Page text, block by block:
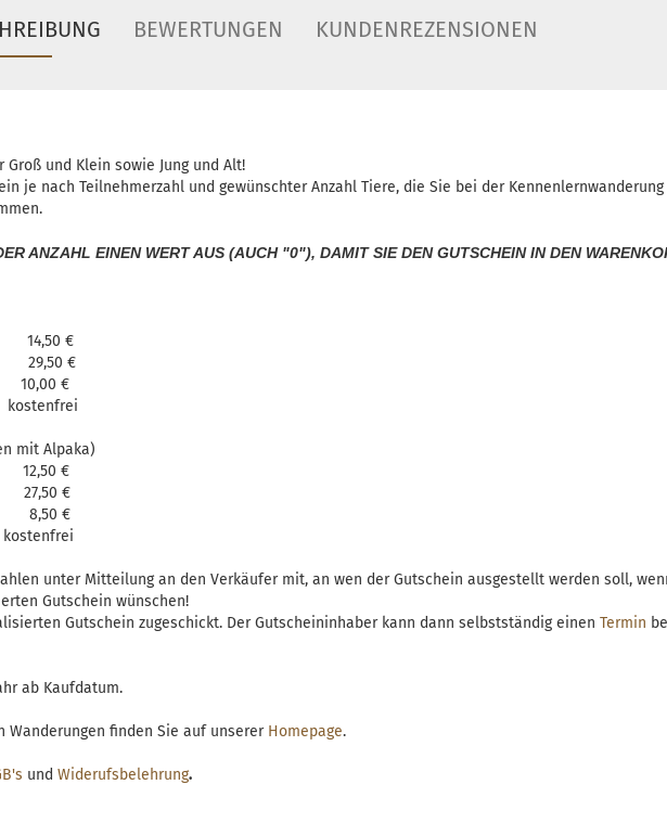
BEWERTUNGEN KUNDENREZENSIONEN
und Klein sowie Jung und Alt!
je nach Teilnehmerzahl und gewünschter Anzahl Tiere, die Sie bei der Kennenlernwanderung
ANZAHL EINEN WERT AUS (AUCH "0"), DAMIT SIE DEN GUTSCHEIN IN DEN
14,50 €
29,50 €
€
mit Alpaka)
12,50 €
27,50 €
€
unter Mitteilung an den Verkäufer mit, an wen der Gutschein ausgestellt werden soll,
Gutschein wünschen!
Gutschein zugeschickt. Der Gutscheininhaber kann dann selbstständig einen Termin
ab Kaufdatum.
Wanderungen finden Sie auf unserer Homepage.
und Widerufsbelehrung.